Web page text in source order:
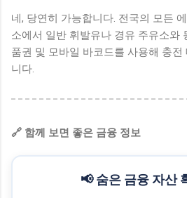
네, 당연히 가능합니다. 전국의 모든
소에서 일반 휘발유나 경유 주유소와
품권 및 모바일 바코드를 사용해 충
니다.
🔗 함께 보면 좋은 금융 정보
📢 숨은 금융 자산